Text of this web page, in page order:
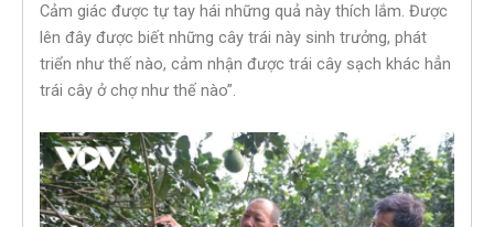
Cảm giác được tự tay hái những quả này thích lắm. Được
lên đây được biết những cây trái này sinh trưởng, phát
triển như thế nào, cảm nhận được trái cây sạch khác hẳn
trái cây ở chợ như thế nào”.